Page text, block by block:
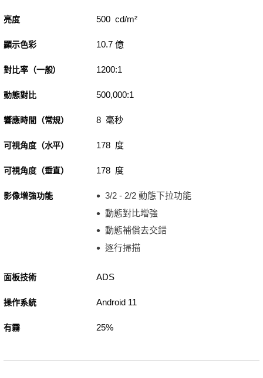
亮度 500 cd/m²
顯示色彩 10.7 億
對比率（一般） 1200:1
動態對比 500,000:1
響應時間（常規） 8 毫秒
可視角度（水平） 178 度
可視角度（垂直） 178 度
影像增強功能
3/2 - 2/2 動態下拉功能
動態對比增強
動態補償去交錯
逐行掃描
面板技術 ADS
操作系統 Android 11
有霧 25%